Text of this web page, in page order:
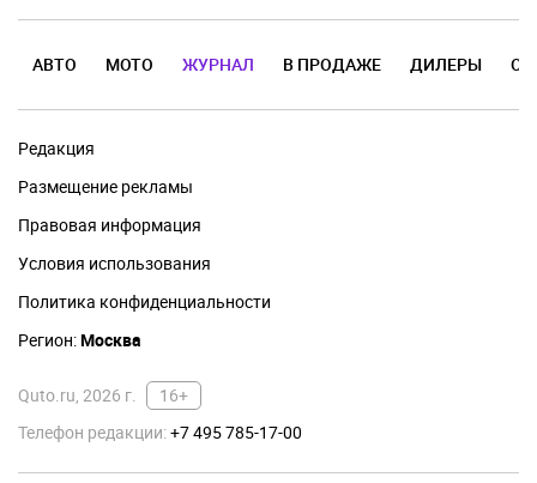
АВТО МОТО ЖУРНАЛ В ПРОДАЖЕ ДИЛЕРЫ
Редакция
Размещение рекламы
Правовая информация
Условия использования
Политика конфиденциальности
Регион:Москва
Quto.ru, 2026 г.
16+
Телефон редакции:+7 495 785-17-00